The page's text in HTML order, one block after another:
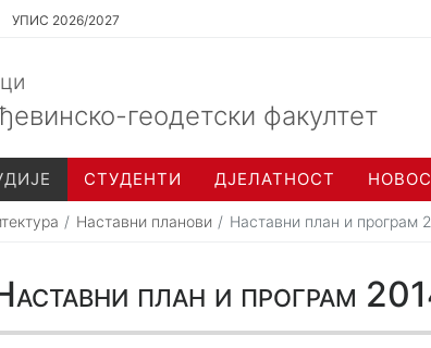
УПИС 2026/2027
геодетски факултет
СТУДЕНТИ ДЈЕЛАТНОСТ
Наставни планови Наставни план и програм
план и програм